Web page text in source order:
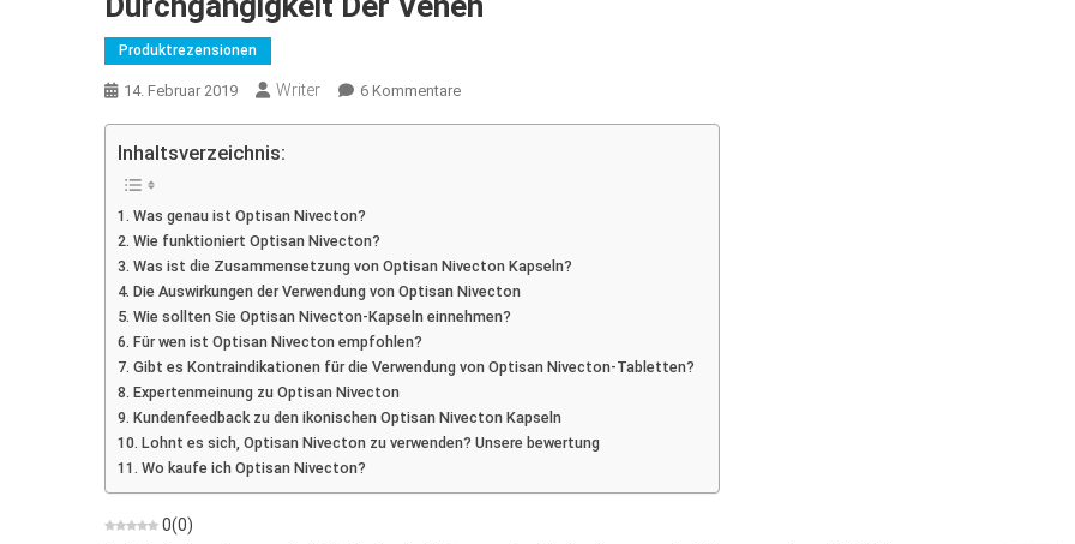
Produktrezensionen
14. Februar 2019 Writer 6 KommentareZu
Der
Durchgängigkeit
Venen
Inhaltsverzeichnis:
Was genau ist Optisan Nivecton?
Wie funktioniert Optisan Nivecton?
Was ist die Zusammensetzung von Optisan Nivecton Kapseln?
Die Auswirkungen der Verwendung von Optisan Nivecton
Wie sollten Sie Optisan Nivecton-Kapseln einnehmen?
Für wen ist Optisan Nivecton empfohlen?
Gibt es Kontraindikationen für die Verwendung von Optisan Nivecton-Tabletten?
Expertenmeinung zu Optisan Nivecton
Kundenfeedback zu den ikonischen Optisan Nivecton Kapseln
Lohnt es sich, Optisan Nivecton zu verwenden? Unsere bewertung
Wo kaufe ich Optisan Nivecton?
0(0)